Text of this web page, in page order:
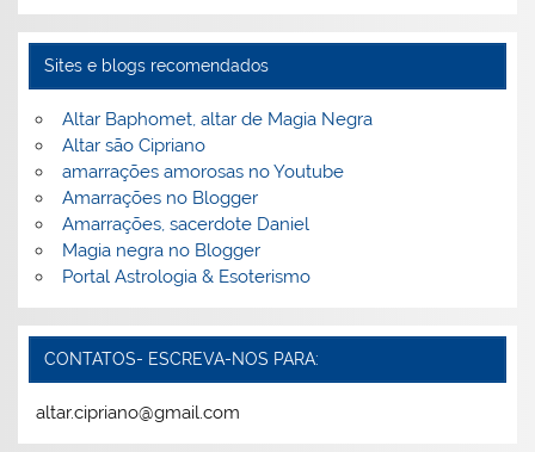
Sites e blogs recomendados
Altar Baphomet, altar de Magia Negra
Altar são Cipriano
amarrações amorosas no Youtube
Amarrações no Blogger
Amarrações, sacerdote Daniel
Magia negra no Blogger
Portal Astrologia & Esoterismo
CONTATOS- ESCREVA-NOS PARA:
altar.cipriano@gmail.com